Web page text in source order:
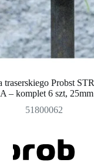
traserskiego Probst
– komplet 6 szt, 25mm
51800062